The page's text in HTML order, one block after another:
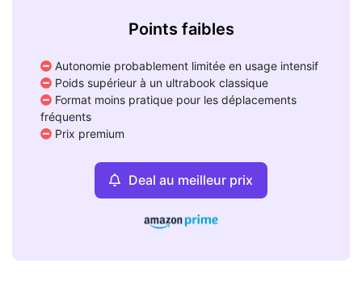
Points faibles
Autonomie probablement limitée en usage intensif
Poids supérieur à un ultrabook classique
Format moins pratique pour les déplacements
fréquents
Prix premium
Deal au meilleur prix